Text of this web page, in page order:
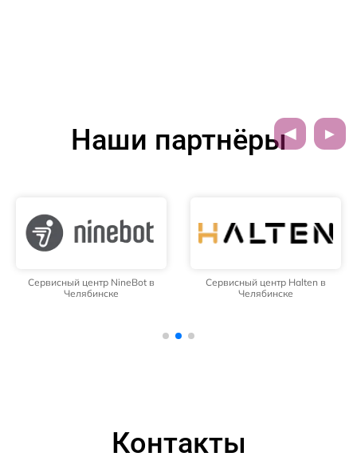
Наши партнёры
Сервисный центр NineBot в
Челябинске
Сервисный центр Halten в
Челябинске
Контакты